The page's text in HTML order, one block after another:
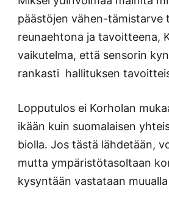
päästöjen vähen-tämistarve
reunaehtona ja tavoitteena,
vaikutelma, että sensorin
rankasti  hallituksen
Lopputulos ei Korholan
ikään kuin suomalaisen
biolla. Jos tästä lähdetään,
mutta ympäristötasoltaan
kysyntään vastataan